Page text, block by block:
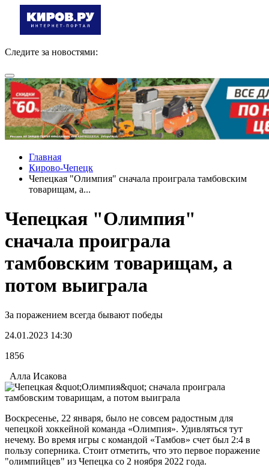
Следите за новостями:
Главная
Кирово-Чепецк
Чепецкая "Олимпия" сначала проиграла тамбовским
товарищам, а...
Чепецкая "Олимпия"
сначала проиграла
тамбовским товарищам, а
потом выиграла
За поражением всегда бывают победы
24.01.2023 14:30
1856
Алла Исакова
Воскресенье, 22 января, было не совсем радостным для
чепецкой хоккейной команда «Олимпия». Удивляться тут
нечему. Во время игры с командой «Тамбов» счет был 2:4 в
пользу соперника. Стоит отметить, что это первое поражение
"олимпийцев" из Чепецка со 2 ноября 2022 года.